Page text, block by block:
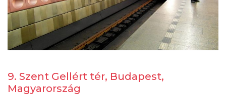
9. Szent Gellért tér, Budapest,
Magyarország